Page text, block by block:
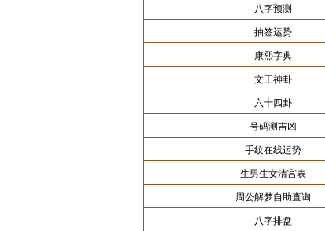
八字预测
抽签运势
康熙字典
文王神卦
六十四卦
号码测吉凶
手纹在线运势
生男生女清宫表
周公解梦自助查询
八字排盘